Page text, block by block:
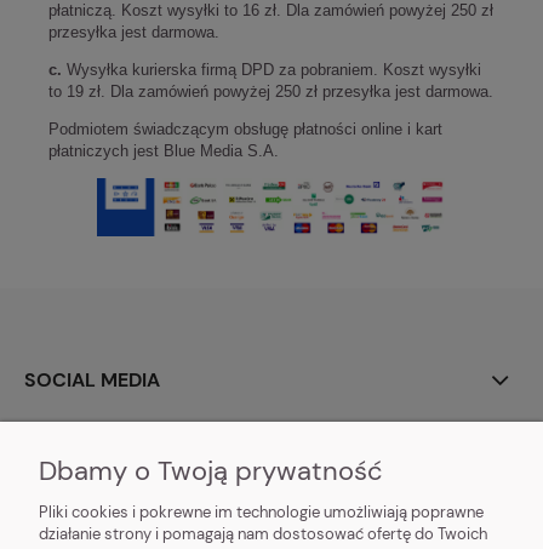
płatniczą. Koszt wysyłki to 16 zł. Dla zamówień powyżej 250 zł
przesyłka jest darmowa.
c. Wysyłka kurierska firmą DPD za pobraniem. Koszt wysyłki
to 19 zł. Dla zamówień powyżej 250 zł przesyłka jest darmowa.
Podmiotem świadczącym obsługę płatności online i kart
płatniczych jest Blue Media S.A.
SOCIAL MEDIA
Dbamy o Twoją prywatność
Pliki cookies i pokrewne im technologie umożliwiają poprawne
działanie strony i pomagają nam dostosować ofertę do Twoich